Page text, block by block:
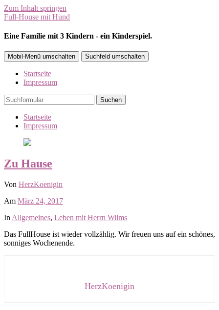
Zum Inhalt springen
Full-House mit Hund
Eine Familie mit 3 Kindern - ein Kinderspiel.
Mobil-Menü umschalten Suchfeld umschalten
Startseite
Impressum
Suchen
Startseite
Impressum
Zu Hause
Von HerzKoenigin
Am März 24, 2017
In Allgemeines, Leben mit Herrn Wilms
Das FullHouse ist wieder vollzählig. Wir freuen uns auf ein schönes,
sonniges Wochenende.
HerzKoenigin